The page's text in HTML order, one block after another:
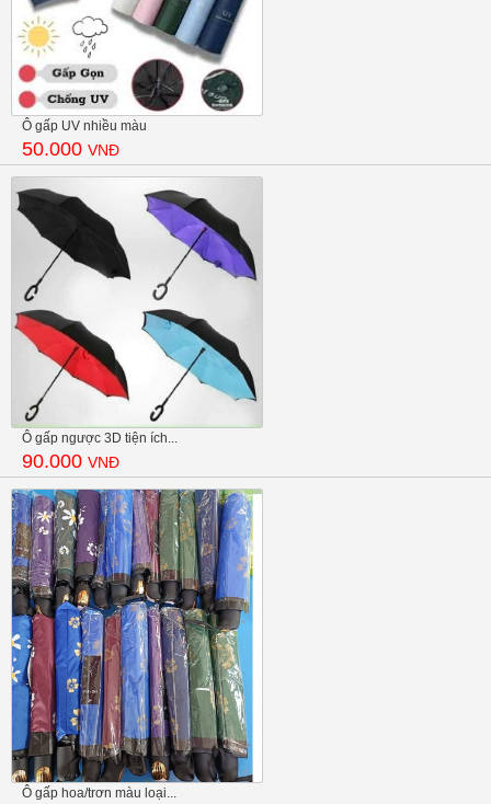
Ô gấp UV nhiều màu
50.000 VNĐ
Ô gấp ngược 3D tiện ích...
90.000 VNĐ
Ô gấp hoa/trơn màu loại...